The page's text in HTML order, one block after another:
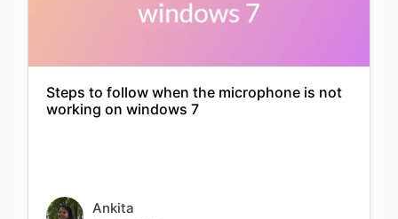
Steps to follow when the microphone is not
working on windows 7
Ankita